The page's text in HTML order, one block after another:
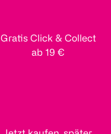
Gratis Click & Collect
ab 19 €